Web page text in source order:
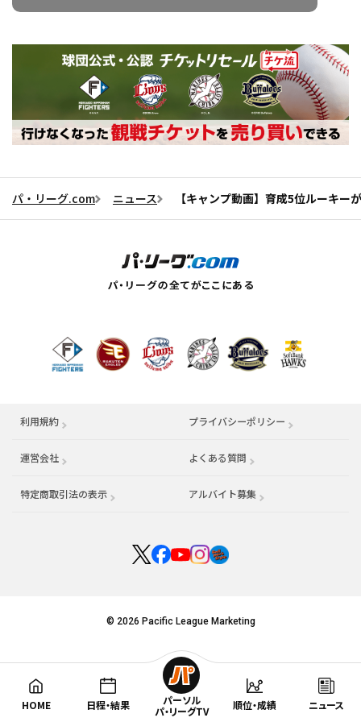
パ・リーグ.com ニュース 【キャンプ動画】育成5位ルーキ
利用規約 プライバシーポリシー
運営会社 （別ウィンドウで開く） よくある質問
特定商取引法の表示 アルバイト募集 （別ウィンドウで開く
© 2026 Pacific League Marketing
HOME 日程・結果
パーソル
パ・リーグTV
順位・成績 ニュース